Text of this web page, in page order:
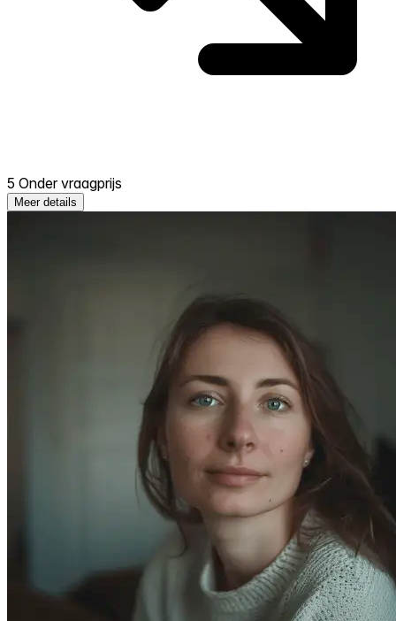
5 Onder vraagprijs
Meer details